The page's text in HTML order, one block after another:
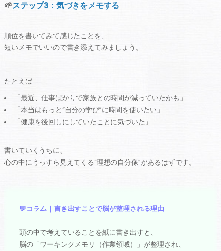
🌱ステップ3：気づきをメモする
順位を書いてみて感じたことを、
短いメモでいいので書き添えてみましょう。
たとえば――
「最近、仕事ばかりで家族との時間が減っていたかも」
「本当はもっと“自分の学び”に時間を使いたい」
「健康を後回しにしていたことに気づいた」
書いていくうちに、
心の中にうっすら見えてくる“理想の自分像”があるはずです。
💬コラム｜書き出すことで脳が整理される理由
頭の中で考えていることを紙に書き出すと、
脳の「ワーキングメモリ（作業領域）」が整理され、